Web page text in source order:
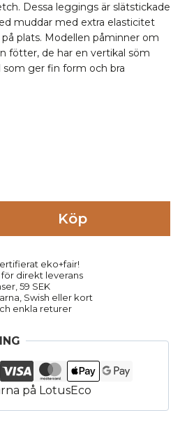
Dessa leggings är slätstickade
muddar med extra elasticitet
plats. Modellen påminner om
fötter, de har en vertikal söm
ger fin form och bra
Köp
eko+fair!
direkt leverans
59 SEK
Swish eller kort
enkla returer